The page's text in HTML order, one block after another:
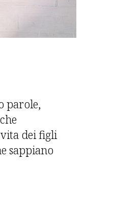
parole,
dei figli
sappiano